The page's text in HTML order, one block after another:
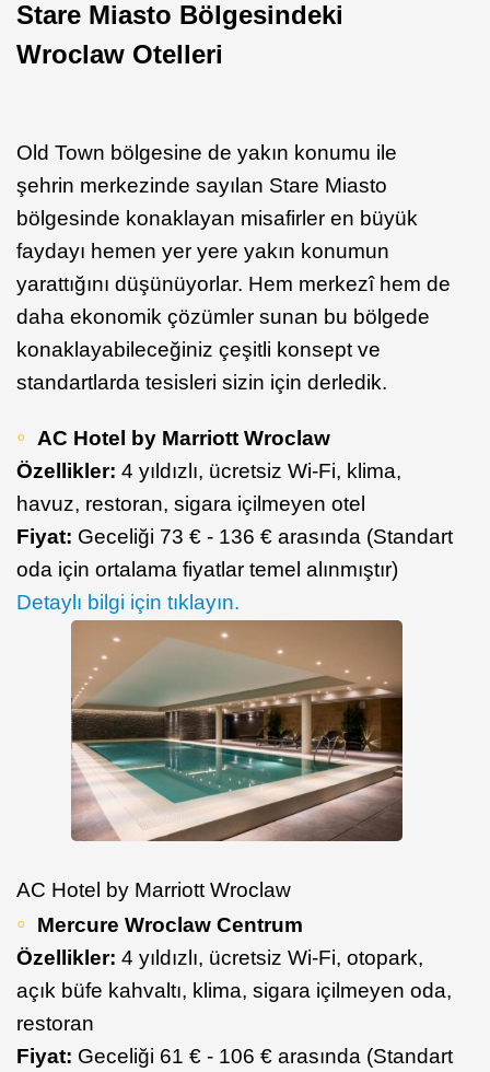
Stare Miasto Bölgesindeki
Wroclaw Otelleri
Old Town bölgesine de yakın konumu ile
şehrin merkezinde sayılan Stare Miasto
bölgesinde konaklayan misafirler en büyük
faydayı hemen yer yere yakın konumun
yarattığını düşünüyorlar. Hem merkezî hem de
daha ekonomik çözümler sunan bu bölgede
konaklayabileceğiniz çeşitli konsept ve
standartlarda tesisleri sizin için derledik.
AC Hotel by Marriott Wroclaw
Özellikler: 4 yıldızlı, ücretsiz Wi-Fi, klima,
havuz, restoran, sigara içilmeyen otel
Fiyat: Geceliği 73 € - 136 € arasında (Standart
oda için ortalama fiyatlar temel alınmıştır)
Detaylı bilgi için tıklayın.
AC Hotel by Marriott Wroclaw
Mercure Wroclaw Centrum
Özellikler: 4 yıldızlı, ücretsiz Wi-Fi, otopark,
açık büfe kahvaltı, klima, sigara içilmeyen oda,
restoran
Fiyat: Geceliği 61 € - 106 € arasında (Standart